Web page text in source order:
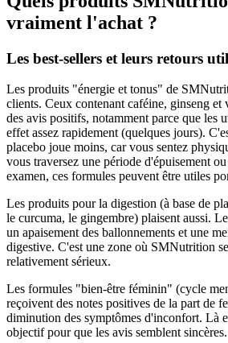
vraiment l'achat ?
Les best-sellers et leurs retours
Les produits "énergie et tonus" de
clients. Ceux contenant caféine, ginseng
des avis positifs, notamment parce que les
effet assez rapidement (quelques jours).
placebo joue moins, car vous sentez
vous traversez une période d'épuisement
examen, ces formules peuvent être utiles
Les produits pour la digestion (à base de
le curcuma, le gingembre) plaisent aussi.
un apaisement des ballonnements et une
digestive. C'est une zone où SMNutrition
relativement sérieux.
Les formules "bien-être féminin" (cycle
reçoivent des notes positives de la part de
diminution des symptômes d'inconfort. Là
objectif pour que les avis semblent sincères.